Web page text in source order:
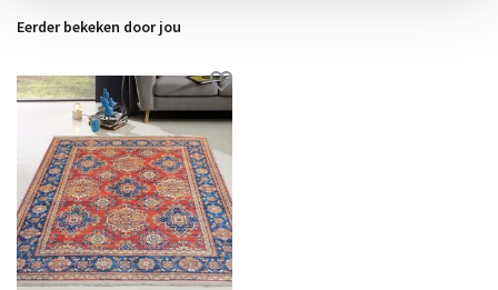
Eerder bekeken door jou